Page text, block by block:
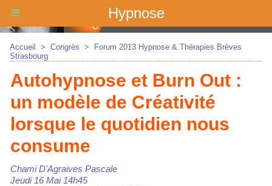
Hypnose
Accueil > Congrès >
Forum 2013 Hypnose & Thérapies Brèves
Strasbourg
Autohypnose et Burn Out :
un modèle de Créativité
lorsque le quotidien nous
consume
Chami D'Agraives Pascale
Jeudi 16 Mai 14h45